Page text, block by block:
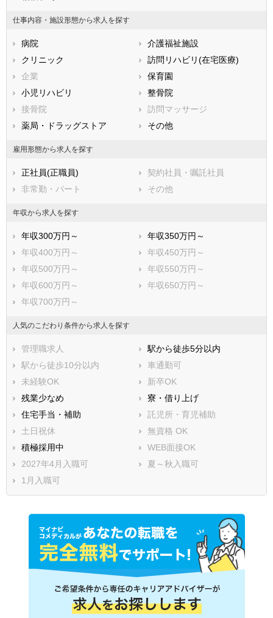
鳥取県
岡山県
広島県
徳島県
香川県
福岡県
熊本県
宮崎県
鹿児島県
仕事内容・施設形態から求人を探す
病院
介護福祉施設
クリニック
訪問リハビリ(在宅医療)
企業
保育園
小児リハビリ
整骨院
接骨院
訪問マッサージ
薬局・ドラッグストア
その他
雇用形態から求人を探す
正社員(正職員)
契約社員・嘱託社員
非常勤・パート
その他
年収から求人を探す
年収300万円～
年収350万円～
年収400万円～
年収450万円～
年収500万円～
年収550万円～
年収600万円～
年収650万円～
年収700万円～
人気のこだわり条件から求人を探す
管理職求人
駅から徒歩5分以内
駅から徒歩10分以内
車通勤可
未経験OK
新卒OK
残業少なめ
寮・借り上げ
住宅手当・補助
託児所・育児補助
土日祝休
無資格 OK
積極採用中
WEB面接OK
2027年4月入職可
夏～秋入職可
1月入職可